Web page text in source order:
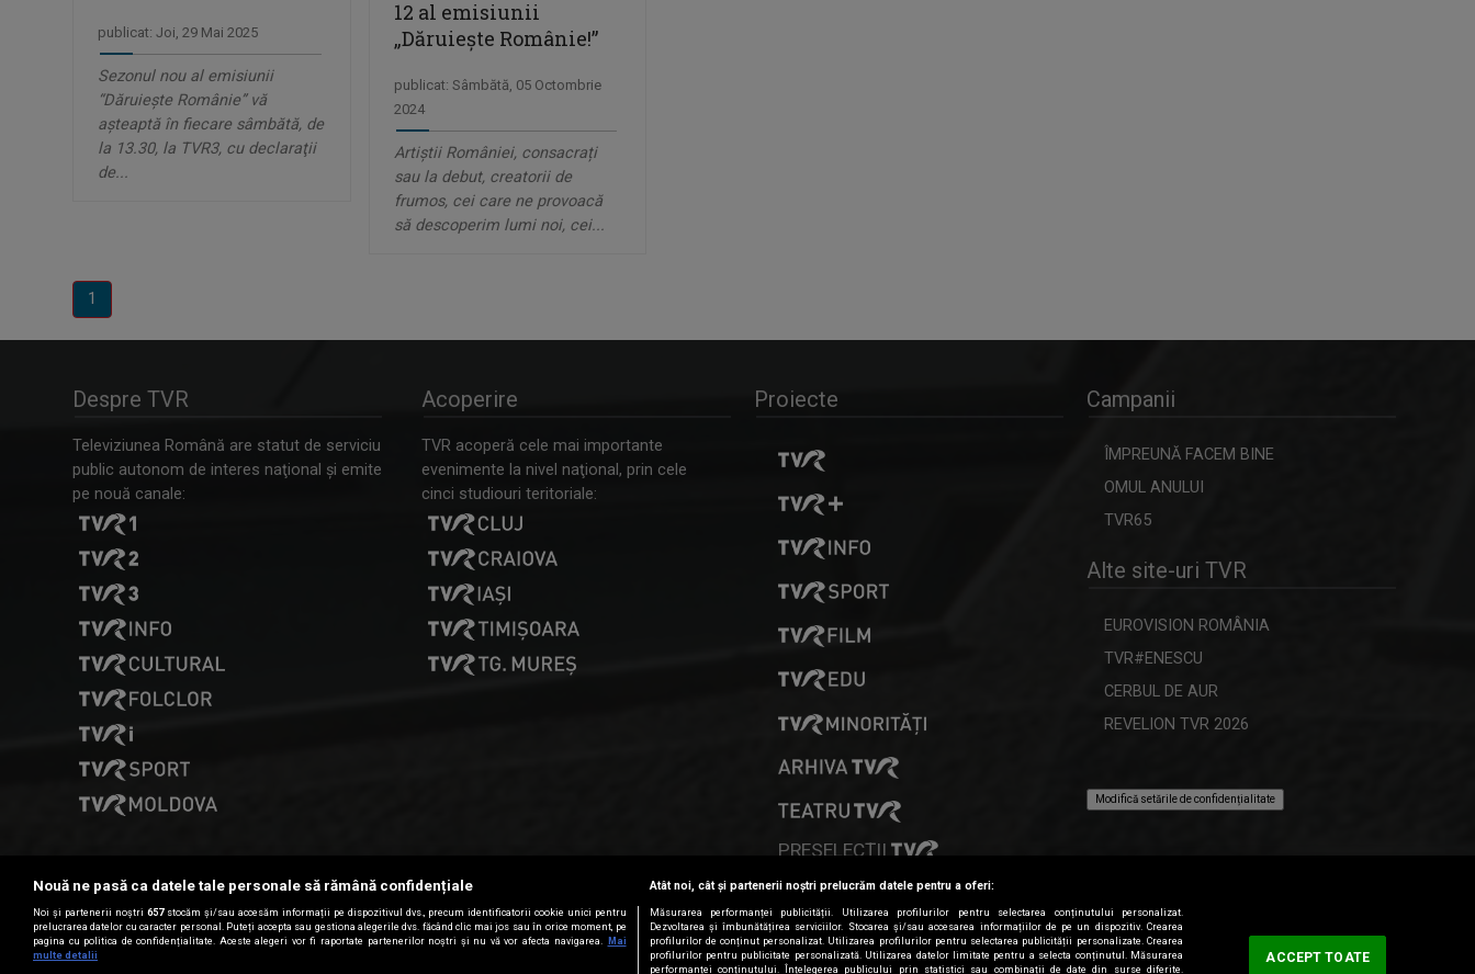
publicat: Joi, 29 Mai 2025
Sezonul nou al emisiunii
“Dăruieşte Românie” vă
aşteaptă în fiecare sâmbătă, de
la 13.30, la TVR3, cu declaraţii
de...
12 al emisiunii
„Dăruiește Românie!”
publicat: Sâmbătă, 05 Octombrie
2024
Artiștii României, consacrați
sau la debut, creatorii de
frumos, cei care ne provoacă
să descoperim lumi noi, cei...
1
Despre TVR
Televiziunea Română are statut de serviciu
public autonom de interes naţional şi emite
pe nouă canale:
Acoperire
TVR acoperă cele mai importante
evenimente la nivel naţional, prin cele
cinci studiouri teritoriale:
Proiecte
PRESELECȚII
Campanii
ÎMPREUNĂ FACEM BINE
OMUL ANULUI
TVR65
Alte site-uri TVR
EUROVISION ROMÂNIA
TVR#ENESCU
CERBUL DE AUR
REVELION TVR 2026
Modifică setările de confidențialitate
Date de contact
Nouă ne pasă ca datele tale personale să rămână confidențiale
Noi și partenerii noștri 657stocăm și/sau accesăm informații pe dispozitivul dvs., precum identificatorii cookie unici pentru
prelucrarea datelor cu caracter personal. Puteți accepta sau gestiona alegerile dvs. făcând clic mai jos sau în orice moment, pe
pagina cu politica de confidențialitate. Aceste alegeri vor fi raportate partenerilor noștri și nu vă vor afecta navigarea.
Mai
multe detalii
Atât noi, cât și partenerii noștri prelucrăm datele pentru a oferi:
Măsurarea performanței publicității. Utilizarea profilurilor pentru selectarea conținutului personalizat.
Dezvoltarea și îmbunătățirea serviciilor. Stocarea și/sau accesarea informațiilor de pe un dispozitiv. Crearea
profilurilor de conținut personalizat. Utilizarea profilurilor pentru selectarea publicității personalizate. Crearea
profilurilor pentru publicitate personalizată. Utilizarea datelor limitate pentru a selecta conținutul. Măsurarea
performanței conținutului. Înțelegerea publicului prin statistici sau combinații de date din surse diferite.
ACCEPT TOATE